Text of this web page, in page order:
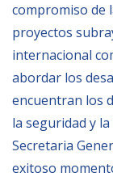
compromiso de
proyectos
internacional
abordar los
encuentran los
la seguridad y
Secretaria
exitoso